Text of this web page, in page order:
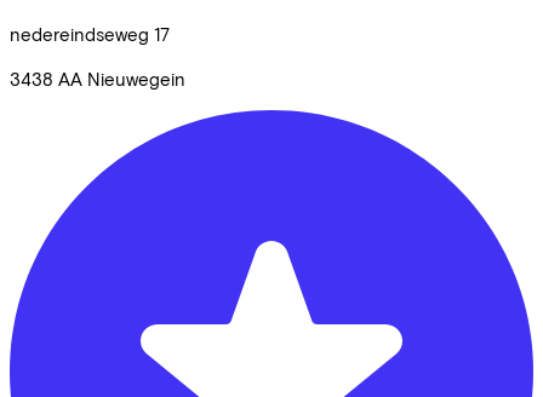
nedereindseweg 17
3438 AA Nieuwegein